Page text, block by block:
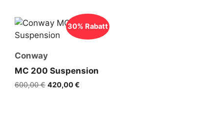
30% Rabatt
Conway
MC 200 Suspension
600,00€ Ursprünglicher
420,00€